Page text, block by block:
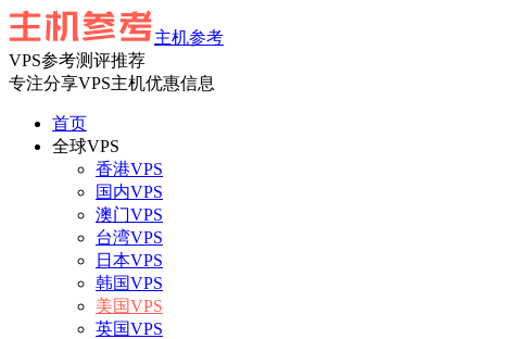
主机参考
VPS参考测评推荐
专注分享VPS主机优惠信息
首页
全球VPS
香港VPS
国内VPS
澳门VPS
台湾VPS
日本VPS
韩国VPS
美国VPS
英国VPS